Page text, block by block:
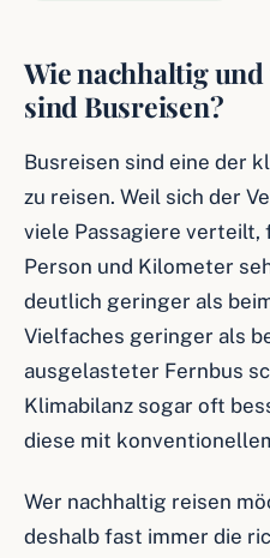
Wie nachhaltig
sind Busreisen?
Busreisen sind eine der
zu reisen. Weil sich der
viele Passagiere verteilt,
Person und Kilometer
deutlich geringer als
Vielfaches geringer als
ausgelasteter Fernbus
Klimabilanz sogar oft
diese mit
Wer nachhaltig reisen
deshalb fast immer die